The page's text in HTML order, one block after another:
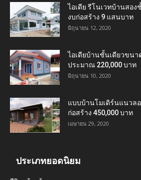
ไอเดีย รีโนเวทบ้านสอ
งบก่อสร้าง 9 แสนบาท
มิถุนายน 12, 2020
ไอเดียบ้านชั้นเดียวขนา
ประมาณ 220,000 บาท
มิถุนายน 10, 2020
แบบบ้านโมเดิร์นแนวล
ก่อสร้าง 450,000 บาท
เมษายน 29, 2020
ประเภทยอดนิยม